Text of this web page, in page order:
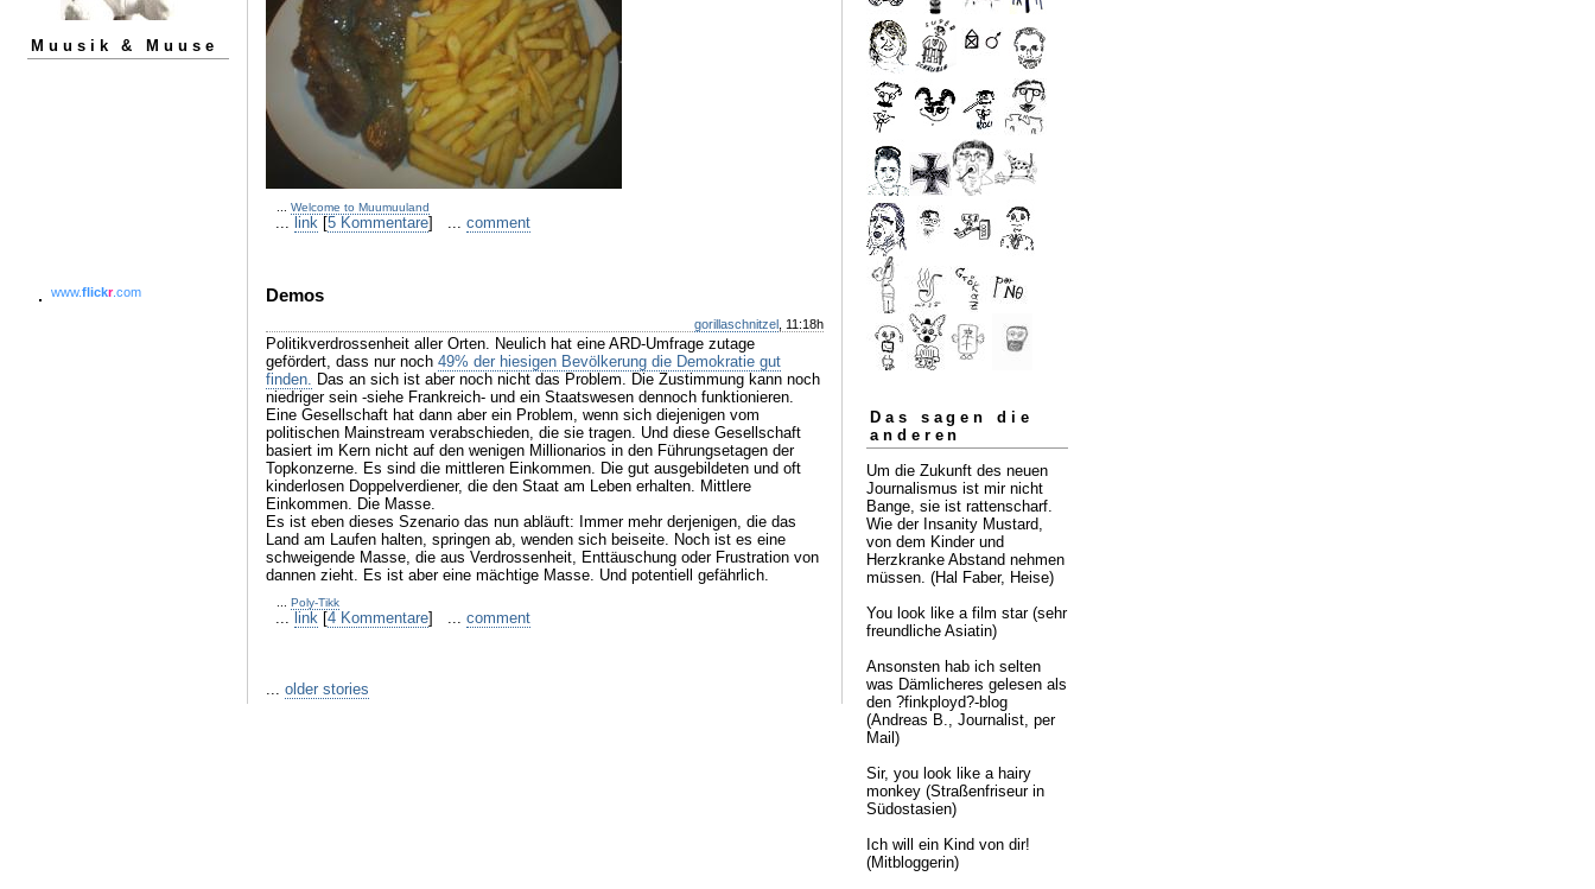
Muusik & Muuse
www.flickr.com
Welcome to Muumuuland
... link [5 Kommentare] ... comment
Demos
gorillaschnitzel , 11:18h
Politikverdrossenheit aller Orten. Neulich hat eine ARD-Umfrage zutage
gefördert, dass nur noch 49% der hiesigen Bevölkerung die Demokratie gut
finden. Das an sich ist aber noch nicht das Problem. Die Zustimmung kann noch
niedriger sein -siehe Frankreich- und ein Staatswesen dennoch funktionieren.
Eine Gesellschaft hat dann aber ein Problem, wenn sich diejenigen vom
politischen Mainstream verabschieden, die sie tragen. Und diese Gesellschaft
basiert im Kern nicht auf den wenigen Millionarios in den Führungsetagen der
Topkonzerne. Es sind die mittleren Einkommen. Die gut ausgebildeten und oft
kinderlosen Doppelverdiener, die den Staat am Leben erhalten. Mittlere
Einkommen. Die Masse.
Es ist eben dieses Szenario das nun abläuft: Immer mehr derjenigen, die das
Land am Laufen halten, springen ab, wenden sich beiseite. Noch ist es eine
schweigende Masse, die aus Verdrossenheit, Enttäuschung oder Frustration von
dannen zieht. Es ist aber eine mächtige Masse. Und potentiell gefährlich.
Poly-Tikk
... link [4 Kommentare] ... comment
... older stories
Das sagen die
anderen
Um die Zukunft des neuen
Journalismus ist mir nicht
Bange, sie ist rattenscharf.
Wie der Insanity Mustard,
von dem Kinder und
Herzkranke Abstand nehmen
müssen. (Hal Faber, Heise)
You look like a film star (sehr
freundliche Asiatin)
Ansonsten hab ich selten
was Dämlicheres gelesen als
den ?finkployd?-blog
(Andreas B., Journalist, per
Mail)
Sir, you look like a hairy
monkey (Straßenfriseur in
Südostasien)
Ich will ein Kind von dir!
(Mitbloggerin)